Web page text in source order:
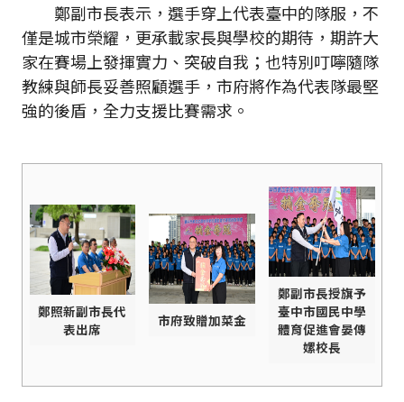
鄭副市長表示，選手穿上代表臺中的隊服，不
僅是城市榮耀，更承載家長與學校的期待，期許大
家在賽場上發揮實力、突破自我；也特別叮嚀隨隊
教練與師長妥善照顧選手，市府將作為代表隊最堅
強的後盾，全力支援比賽需求。
鄭照新副市長代
表出席
市府致贈加菜金
鄭副市長授旗予
臺中市國民中學
體育促進會晏傳
嫘校長